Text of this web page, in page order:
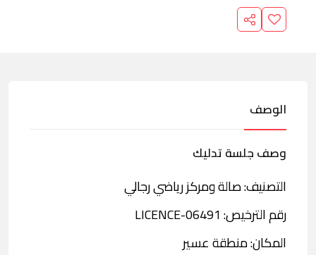
الوصف
وصف جلسة تدليك
التصنيف: صالة ومركز رياضي رجالي
رقم الترخيص: LICENCE-06491
المكان: منطقة عسير